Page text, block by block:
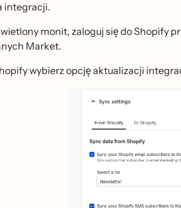
integracji.
monit, zaloguj się do Shopify
Market.
wybierz opcję aktualizacji